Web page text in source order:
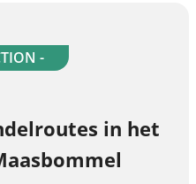
-
in het